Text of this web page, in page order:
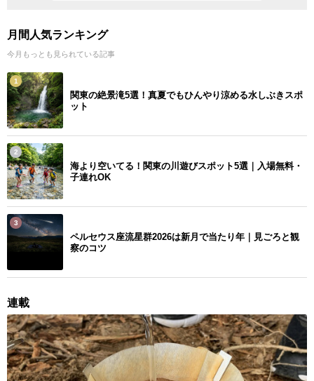
月間人気ランキング
今月もっとも見られている記事
1
関東の絶景滝5選！真夏でもひんやり涼める水しぶきスポ
ット
2
海より空いてる！関東の川遊びスポット5選｜入場無料・
子連れOK
3
ペルセウス座流星群2026は新月で当たり年｜見ごろと観
察のコツ
連載